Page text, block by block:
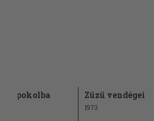
a pokolba Züzü vendégei
1973